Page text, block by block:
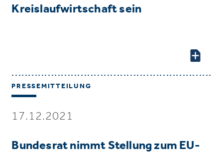
Kreislaufwirtschaft sein
PRESSEMITTEILUNG
17.12.2021
Bundesrat nimmt Stellung zum EU-